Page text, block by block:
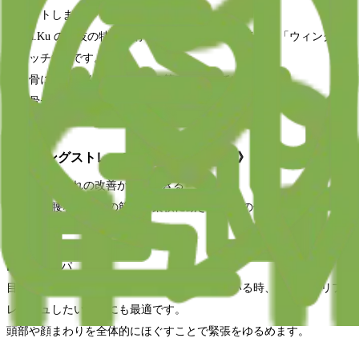
サポートします！
Re.Ra.Ku の手技の特徴は肩甲骨周りをストレッチする「ウィングス
トレッチ®︎」です。
肩甲骨には、なんと17種類もの筋肉がついています。
肩甲骨が動きやすくなると…こんなにもメリットが！
《ウィングストレッチで期待できる効果》
◼︎肩や首の疲れの改善が期待できる
首、肩、腰など全身の筋肉が柔軟に動き、血行の促進を促し、辛い
疲れの軽減が期待できます。
◼︎ヘッドスパ
目の疲れや頭・首まわりの重だるさを感じている時、短時間でリフ
レッシュしたいときにも最適です。
頭部や顔まわりを全体的にほぐすことで緊張をゆるめます。